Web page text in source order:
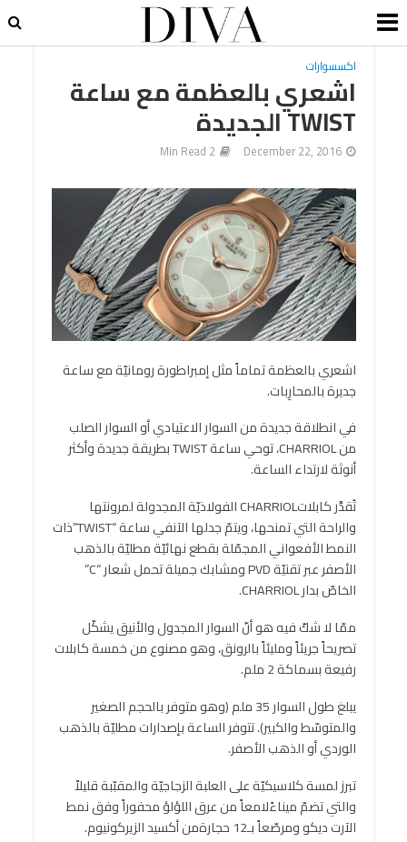
اكسسوارات
اشعري بالعظمة مع ساعة
TWIST الجديدة
December 22, 2016
2 Min Read
اشعري بالعظمة تماماً مثل إمبراطورة رومانيّة مع ساعة
جديرة بالمحارِبات.
في انطلاقة جديدة من السوار الاعتيادي أو السوار الصلب
من CHARRIOL، توحي ساعة TWIST بطريقة جديدة وأكثر
أنوثة لارتداء الساعة.
تُقدَّر كابلاتCHARRIOL الفولاذيّة المجدولة لمرونتها
والراحة التي تمنحها، ويتمّ جدلها الآنفي ساعة “TWIST”ذات
النمط الأفعواني المجمّلة بقطع نهائيّة مطليّة بالذهب
الأصفر عبر تقنيّة PVD ومشابك جميلة تحمل شعار “C”
الخاصّ بدار CHARRIOL.
ممّا لا شكّ فيه هو أنّ السوار المجدول والأنيق يشكّل
تصريحاً جريئاً ومليئاً بالرونق، وهو مصنوع من خمسة كابلات
رفيعة بسماكة 2 ملم.
يبلغ طول السوار 35 ملم (وهو متوفر بالحجم الصغير
والمتوسّط والكبير). تتوفر الساعة بإصدارات مطليّة بالذهب
الوردي أو الذهب الأصفر.
تبرز لمسة كلاسيكيّة على العلبة الزجاجيّة والمقبّبة قليلاً
والتي تضمّ ميناءًلامعاً من عرق اللؤلؤ محفوراً وفق نمط
الآرت ديكو ومرصّعاً بـ12 حجارةمن أكسيد الزيركونيوم.